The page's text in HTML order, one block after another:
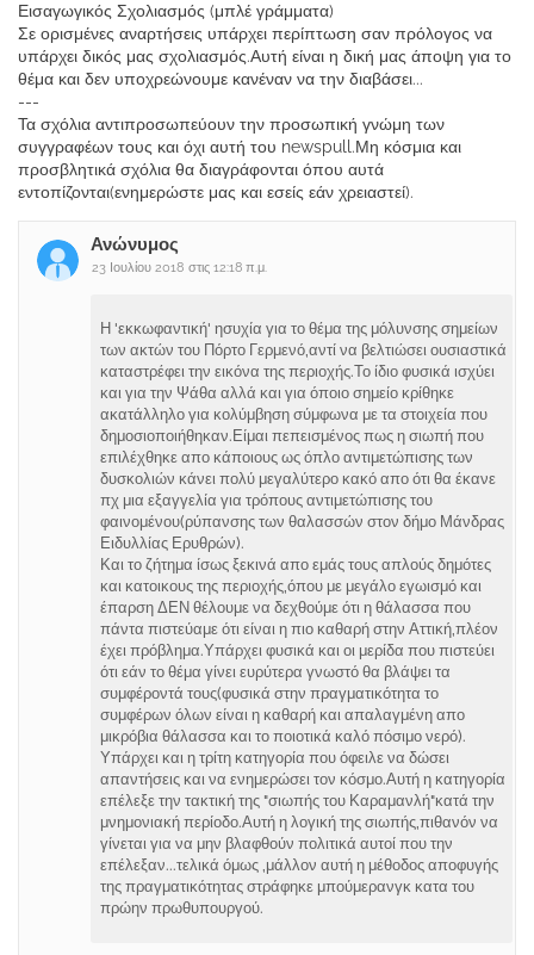
Εισαγωγικός Σχολιασμός (μπλέ γράμματα)
Σε ορισμένες αναρτήσεις υπάρχει περίπτωση σαν πρόλογος να
υπάρχει δικός μας σχολιασμός.Αυτή είναι η δική μας άποψη για το
θέμα και δεν υποχρεώνουμε κανέναν να την διαβάσει...
---
Τα σχόλια αντιπροσωπεύουν την προσωπική γνώμη των
συγγραφέων τους και όχι αυτή του newspull.Μη κόσμια και
προσβλητικά σχόλια θα διαγράφονται όπου αυτά
εντοπίζονται(ενημερώστε μας και εσείς εάν χρειαστεί).
Ανώνυμος
23 Ιουλίου 2018 στις 12:18 π.μ.
Η 'εκκωφαντική' ησυχία για το θέμα της μόλυνσης σημείων
των ακτών του Πόρτο Γερμενό,αντί να βελτιώσει ουσιαστικά
καταστρέφει την εικόνα της περιοχής.Το ίδιο φυσικά ισχύει
και για την Ψάθα αλλά και για όποιο σημείο κρίθηκε
ακατάλληλο για κολύμβηση σύμφωνα με τα στοιχεία που
δημοσιοποιήθηκαν.Είμαι πεπεισμένος πως η σιωπή που
επιλέχθηκε απο κάποιους ως όπλο αντιμετώπισης των
δυσκολιών κάνει πολύ μεγαλύτερο κακό απο ότι θα έκανε
πχ μια εξαγγελία για τρόπους αντιμετώπισης του
φαινομένου(ρύπανσης των θαλασσών στον δήμο Μάνδρας
Ειδυλλίας Ερυθρών).
Και το ζήτημα ίσως ξεκινά απο εμάς τους απλούς δημότες
και κατοικους της περιοχής,όπου με μεγάλο εγωισμό και
έπαρση ΔΕΝ θέλουμε να δεχθούμε ότι η θάλασσα που
πάντα πιστεύαμε ότι είναι η πιο καθαρή στην Αττική,πλέον
έχει πρόβλημα.Υπάρχει φυσικά και οι μερίδα που πιστεύει
ότι εάν το θέμα γίνει ευρύτερα γνωστό θα βλάψει τα
συμφέροντά τους(φυσικά στην πραγματικότητα το
συμφέρων όλων είναι η καθαρή και απαλαγμένη απο
μικρόβια θάλασσα και το ποιοτικά καλό πόσιμο νερό).
Υπάρχει και η τρίτη κατηγορία που όφειλε να δώσει
απαντήσεις και να ενημερώσει τον κόσμο.Αυτή η κατηγορία
επέλεξε την τακτική της "σιωπής του Καραμανλή"κατά την
μνημονιακή περίοδο.Αυτή η λογική της σιωπής,πιθανόν να
γίνεται για να μην βλαφθούν πολιτικά αυτοί που την
επέλεξαν...τελικά όμως ,μάλλον αυτή η μέθοδος αποφυγής
της πραγματικότητας στράφηκε μπούμερανγκ κατα του
πρώην πρωθυπουργού.